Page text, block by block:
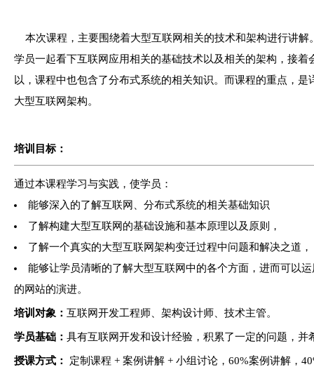
本次课程，主要围绕着大型互联网相关的技术和架构进行讲
学员一起看下互联网应用相关的基础技术以及相关的架构，接
以，课程中也包含了分布式系统的相关知识。而课程的重点，
大型互联网架构。
培训 目标：
通过本课程学习与实践，使学员：
能够深入的了解互联网、分布式系统的相关基础知识
了解构建大型互联网的基础设施和基本原理以及原则，
了解一个真实的大型互联网架构变迁过程中问题和解决之道，
能够让学员清晰的了解大型互联网中的各个方面，进而可以
的网站的演进。
培训对象： 互联网开发工程师、架构设计师、技术主管。
学员基础： 具有互联网开发和设计经验，积累了一定的问题，并
授课方式： 定制课程 + 案例讲解 + 小组讨论，60%案例讲解，